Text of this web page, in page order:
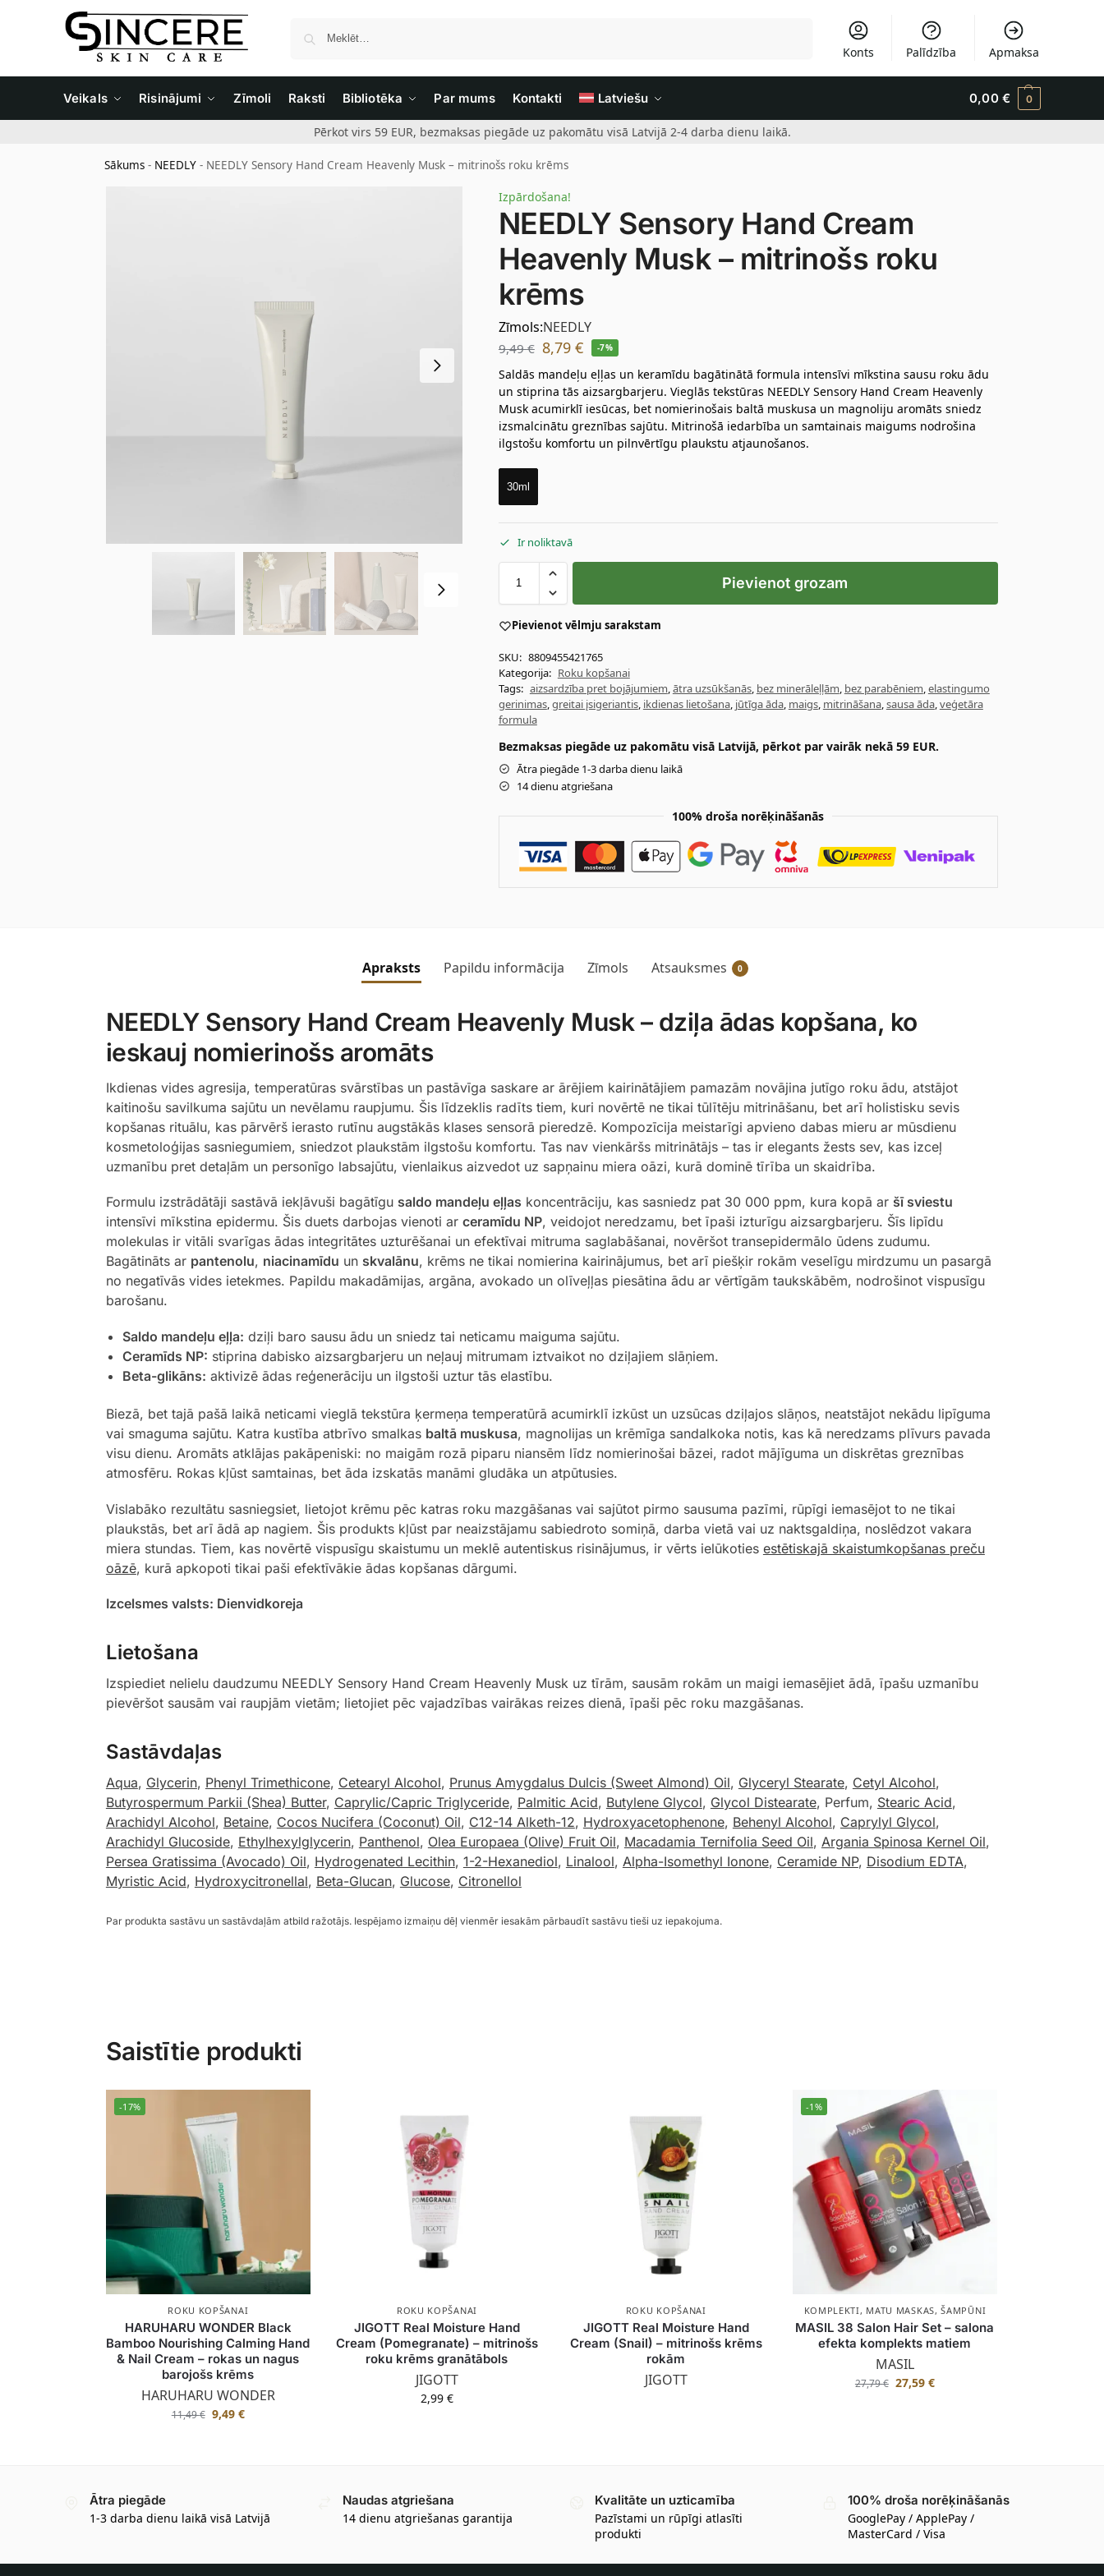
Konts Palīdzība Apmaksa
Veikals Risinājumi Zīmoli Raksti Bibliotēka Par mums Kontakti Latviešu 0,00 € 0
Pērkot virs 59 EUR, bezmaksas piegāde uz pakomātu visā Latvijā 2-4 darba dienu laikā.
Sākums - NEEDLY - NEEDLY Sensory Hand Cream Heavenly Musk – mitrinošs roku krēms
Izpārdošana!
NEEDLY Sensory Hand Cream
Heavenly Musk – mitrinošs roku
krēms
Zīmols:NEEDLY
9,49€ 8,79 € -7%
Saldās mandeļu eļļas un keramīdu bagātinātā formula intensīvi mīkstina sausu roku ādu
un stiprina tās aizsargbarjeru. Vieglās tekstūras NEEDLY Sensory Hand Cream Heavenly
Musk acumirklī iesūcas, bet nomierinošais baltā muskusa un magnoliju aromāts sniedz
izsmalcinātu greznības sajūtu. Mitrinošā iedarbība un samtainais maigums nodrošina
ilgstošu komfortu un pilnvērtīgu plaukstu atjaunošanos.
30ml
Ir noliktavā
Pievienot grozam
Pievienot vēlmju sarakstam
SKU: 8809455421765
Kategorija: Roku kopšanai
Tags: aizsardzība pret bojājumiem,ātra uzsūkšanās, bez minerāleļļām, bez parabēniem,elastingumo
gerinimas,greitai įsigeriantis, ikdienas lietošana, jūtīga āda, maigs, mitrināšana,sausa āda,veģetāra
formula
Bezmaksas piegāde uz pakomātu visā Latvijā, pērkot par vairāk nekā 59 EUR.
Ātra piegāde 1-3 darba dienu laikā
14 dienu atgriešana
100% droša norēķināšanās
Apraksts Papildu informācija Zīmols Atsauksmes 0
NEEDLY Sensory Hand Cream Heavenly Musk – dziļa ādas kopšana, ko
ieskauj nomierinošs aromāts
Ikdienas vides agresija, temperatūras svārstības un pastāvīga saskare ar ārējiem kairinātājiem pamazām novājina jutīgo roku ādu, atstājot
kaitinošu savilkuma sajūtu un nevēlamu raupjumu. Šis līdzeklis radīts tiem, kuri novērtē ne tikai tūlītēju mitrināšanu, bet arī holistisku sevis
kopšanas rituālu, kas pārvērš ierasto rutīnu augstākās klases sensorā pieredzē. Kompozīcija meistarīgi apvieno dabas mieru ar mūsdienu
kosmetoloģijas sasniegumiem, sniedzot plaukstām ilgstošu komfortu. Tas nav vienkāršs mitrinātājs – tas ir elegants žests sev, kas izceļ
uzmanību pret detaļām un personīgo labsajūtu, vienlaikus aizvedot uz sapņainu miera oāzi, kurā dominē tīrība un skaidrība.
Formulu izstrādātāji sastāvā iekļāvuši bagātīgu saldo mandeļu eļļas koncentrāciju, kas sasniedz pat 30 000 ppm, kura kopā ar šī sviestu
intensīvi mīkstina epidermu. Šis duets darbojas vienoti ar ceramīdu NP, veidojot neredzamu, bet īpaši izturīgu aizsargbarjeru. Šīs lipīdu
molekulas ir vitāli svarīgas ādas integritātes uzturēšanai un efektīvai mitruma saglabāšanai, novēršot transepidermālo ūdens zudumu.
Bagātināts ar pantenolu, niacinamīdu un skvalānu, krēms ne tikai nomierina kairinājumus, bet arī piešķir rokām veselīgu mirdzumu un pasargā
no negatīvās vides ietekmes. Papildu makadāmijas, argāna, avokado un olīveļļas piesātina ādu ar vērtīgām taukskābēm, nodrošinot vispusīgu
barošanu.
Saldo mandeļu eļļa: dziļi baro sausu ādu un sniedz tai neticamu maiguma sajūtu.
Ceramīds NP: stiprina dabisko aizsargbarjeru un neļauj mitrumam iztvaikot no dziļajiem slāņiem.
Beta-glikāns: aktivizē ādas reģenerāciju un ilgstoši uztur tās elastību.
Biezā, bet tajā pašā laikā neticami vieglā tekstūra ķermeņa temperatūrā acumirklī izkūst un uzsūcas dziļajos slāņos, neatstājot nekādu lipīguma
vai smaguma sajūtu. Katra kustība atbrīvo smalkas baltā muskusa, magnolijas un krēmīga sandalkoka notis, kas kā neredzams plīvurs pavada
visu dienu. Aromāts atklājas pakāpeniski: no maigām rozā piparu niansēm līdz nomierinošai bāzei, radot mājīguma un diskrētas greznības
atmosfēru. Rokas kļūst samtainas, bet āda izskatās manāmi gludāka un atpūtusies.
Vislabāko rezultātu sasniegsiet, lietojot krēmu pēc katras roku mazgāšanas vai sajūtot pirmo sausuma pazīmi, rūpīgi iemasējot to ne tikai
plaukstās, bet arī ādā ap nagiem. Šis produkts kļūst par neaizstājamu sabiedroto somiņā, darba vietā vai uz naktsgaldiņa, noslēdzot vakara
miera stundas. Tiem, kas novērtē vispusīgu skaistumu un meklē autentiskus risinājumus, ir vērts ielūkoties estētiskajā skaistumkopšanas preču
oāzē, kurā apkopoti tikai paši efektīvākie ādas kopšanas dārgumi.
Izcelsmes valsts: Dienvidkoreja
Lietošana
Izspiediet nelielu daudzumu NEEDLY Sensory Hand Cream Heavenly Musk uz tīrām, sausām rokām un maigi iemasējiet ādā, īpašu uzmanību
pievēršot sausām vai raupjām vietām; lietojiet pēc vajadzības vairākas reizes dienā, īpaši pēc roku mazgāšanas.
Sastāvdaļas
Aqua, Glycerin, Phenyl Trimethicone, Cetearyl Alcohol, Prunus Amygdalus Dulcis (Sweet Almond) Oil, Glyceryl Stearate, Cetyl Alcohol,
Butyrospermum Parkii (Shea) Butter, Caprylic/Capric Triglyceride, Palmitic Acid, Butylene Glycol, Glycol Distearate, Perfum, Stearic Acid,
Arachidyl Alcohol, Betaine, Cocos Nucifera (Coconut) Oil, C12-14 Alketh-12, Hydroxyacetophenone, Behenyl Alcohol, Caprylyl Glycol,
Arachidyl Glucoside, Ethylhexylglycerin, Panthenol, Olea Europaea (Olive) Fruit Oil, Macadamia Ternifolia Seed Oil, Argania Spinosa Kernel Oil,
Persea Gratissima (Avocado) Oil, Hydrogenated Lecithin, 1-2-Hexanediol, Linalool, Alpha-Isomethyl Ionone, Ceramide NP, Disodium EDTA,
Myristic Acid, Hydroxycitronellal, Beta-Glucan, Glucose, Citronellol
Par produkta sastāvu un sastāvdaļām atbild ražotājs. Iespējamo izmaiņu dēļ vienmēr iesakām pārbaudīt sastāvu tieši uz iepakojuma.
Saistītie produkti
-17%
ROKU KOPŠANAI
HARUHARU WONDER Black
Bamboo Nourishing Calming Hand
& Nail Cream – rokas un nagus
barojošs krēms
HARUHARU WONDER
11,49€ 9,49 €
ROKU KOPŠANAI
JIGOTT Real Moisture Hand
Cream (Pomegranate) – mitrinošs
roku krēms granātābols
JIGOTT
2,99 €
ROKU KOPŠANAI
JIGOTT Real Moisture Hand
Cream (Snail) – mitrinošs krēms
rokām
JIGOTT
-1%
KOMPLEKTI, MATU MASKAS,ŠAMPŪNI
MASIL 38 Salon Hair Set – salona
efekta komplekts matiem
MASIL
27,79€ 27,59 €
Ātra piegāde
1-3 darba dienu laikā visā Latvijā
Naudas atgriešana
14 dienu atgriešanas garantija
Kvalitāte un uzticamība
Pazīstami un rūpīgi atlasīti
produkti
100% droša norēķināšanās
GooglePay / ApplePay /
MasterCard / Visa